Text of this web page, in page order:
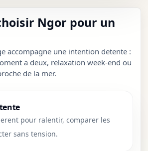
Ngor pour un
accompagne une intention detente :
a deux, relaxation week-end ou
de la mer.
pour ralentir, comparer les
sans tension.